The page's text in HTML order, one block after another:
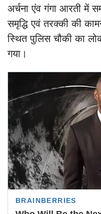
अर्चना एंव गंगा आरती में
समृद्धि एवं तरक्की की
स्थित पुलिस चौकी का
गया।